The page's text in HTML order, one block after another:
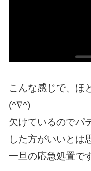
こんな感じで、ほ
(^∇^)
欠けているのでパ
した方がいいとは
一旦の応急処置で